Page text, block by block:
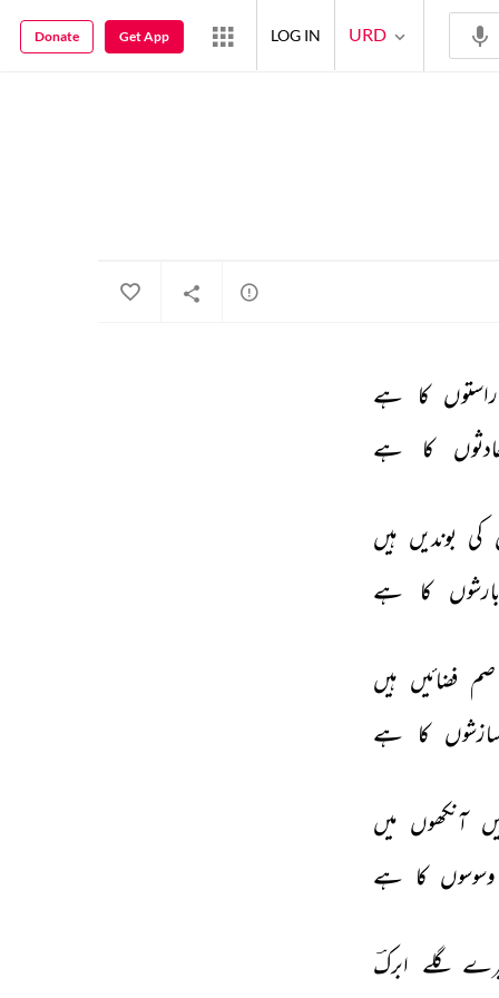
راستوں کا ہے
کا ہے
کی بوندیں ہیں
بارشوں کا ہے
صم فضائیں ہیں
کا ہے
آنکھوں میں
وسوسوں کا ہے
گلے ابرکؔ
URD
LOG IN
Get App
Donate